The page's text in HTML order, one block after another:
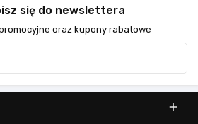
się do newslettera
oraz kupony rabatowe
